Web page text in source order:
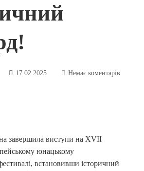
17.02.2025 Немає коментарів
завершила виступи на XVII
юнацькому
встановивши історичний